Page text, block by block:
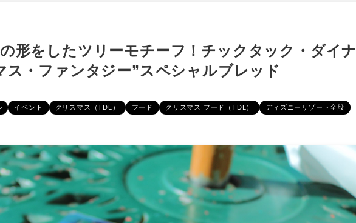
形をしたツリーモチーフ！チックタック・ダイナ
ス・ファンタジー”スペシャルブレッド
イベント クリスマス（TDL） フード クリスマス フード（TDL） ディズニーリゾート全般